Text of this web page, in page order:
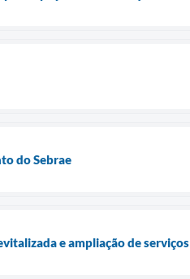
do Sebrae
e ampliação de serviços